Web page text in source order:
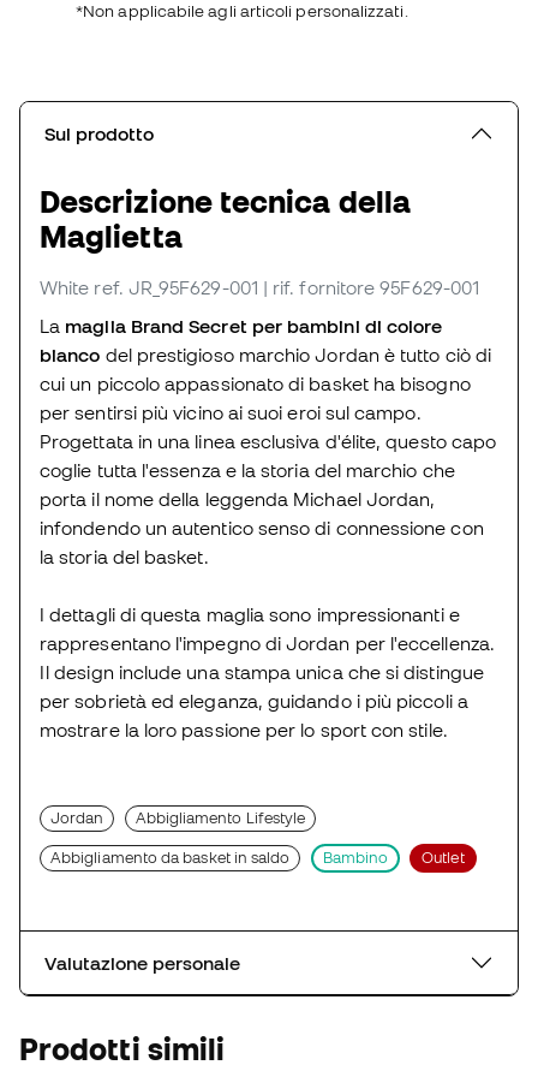
*Non applicabile agli articoli personalizzati.
Sul prodotto
Descrizione tecnica della
Maglietta
White ref. JR_95F629-001 | rif. fornitore 95F629-001
La maglia Brand Secret per bambini di colore
bianco del prestigioso marchio Jordan è tutto ciò di
cui un piccolo appassionato di basket ha bisogno
per sentirsi più vicino ai suoi eroi sul campo.
Progettata in una linea esclusiva d'élite, questo capo
coglie tutta l'essenza e la storia del marchio che
porta il nome della leggenda Michael Jordan,
infondendo un autentico senso di connessione con
la storia del basket.
I dettagli di questa maglia sono impressionanti e
rappresentano l'impegno di Jordan per l'eccellenza.
Il design include una stampa unica che si distingue
per sobrietà ed eleganza, guidando i più piccoli a
mostrare la loro passione per lo sport con stile.
Jordan Abbigliamento Lifestyle
Abbigliamento da basket in saldo Bambino Outlet
Valutazione personale
Prodotti simili